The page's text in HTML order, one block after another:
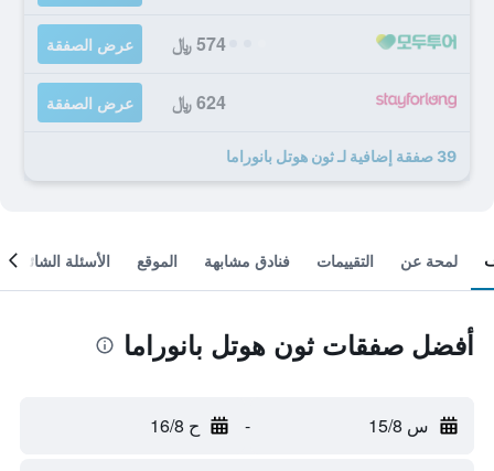
574 ﷼ عرض الصفقة
624 ﷼ عرض الصفقة
39 صفقة إضافية لـ ثون هوتل بانوراما
لمحة عن التقييمات فنادق مشابهة الموقع الأسئلة الشائعة
أفضل صفقات ثون هوتل بانوراما
س 15/8 - ح 16/8